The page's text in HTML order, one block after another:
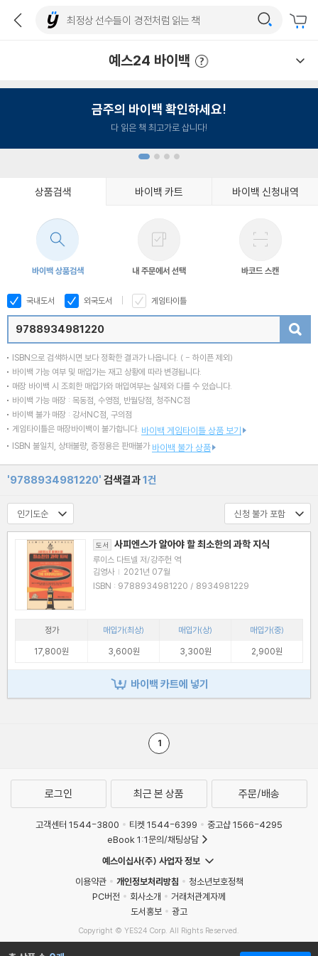
예스24 바이백
금주의 바이백 확인하세요!
다 읽은 책 최고가로 삽니다!
상품검색 바이백 카트 바이백 신청내역
바이백 상품검색 내 주문에서 선택 바코드 스캔
국내도서 외국도서 게임타이틀
ISBN으로 검색하시면 보다 정확한 결과가 나옵니다. ( - 하이픈 제외)
바이백 가능 여부 및 매입가는 재고 상황에 따라 변경됩니다.
매장 바이백 시 조회한 매입가와 매입여부는 실제와 다를 수 있습니다.
바이백 가능 매장 : 목동점, 수영점, 반월당점, 청주NC점
바이백 불가 매장 : 강서NC점, 구의점
게임타이틀은 매장바이백이 불가합니다. 바이백 게임타이틀 상품 보기
ISBN 불일치, 상태불량, 증정용은 판매불가 바이백 불가 상품
'9788934981220' 검색결과1건
도서 사피엔스가 알아야 할 최소한의 과학 지식
루이스 다트넬 저/강주헌 역
김영사 | 2021년 07월
ISBN : 9788934981220 / 8934981229
정가 매입가(최상) 매입가(상)
매입가(중)
17,800원
3,600원 3,300원 2,900원
바이백 카트에 넣기
1
로그인 최근 본 상품 주문/배송
고객센터 1544-3800 티켓 1544-6399
중고샵 1566-4295
eBook 1:1문의/채팅상담
예스이십사(주) 사업자 정보
이용약관
개인정보처리방침
청소년보호정책
PC버전
회사소개
거래처관계자께
도서홍보
광고
Copyright © YES24 Corp. All Rights Reserved.
MATOM10